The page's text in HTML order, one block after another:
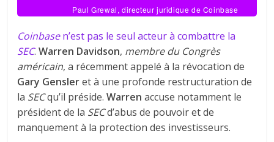
Paul Grewal, directeur juridique de Coinbase
Coinbasen’est pas le seul acteur à combattre la
SEC.Warren Davidson, membre du Congrès
américain, a récemment appelé à la révocation de
Gary Gensleret à une profonde restructuration de
la SECqu’il préside.Warrenaccuse notamment le
président de la SECd’abus de pouvoir et de
manquement à la protection des investisseurs.